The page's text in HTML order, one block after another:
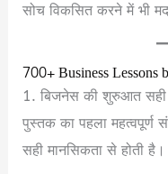
सोच विकसित करने में भी
700+ Business
1. बिजनेस की शुरुआत सही
पुस्तक का पहला
सही मानसिकता से होती है।